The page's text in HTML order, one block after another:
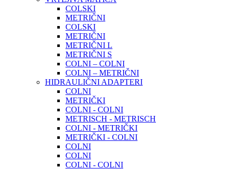
COLSKI
METRIČNI
COLSKI
METRIČNI
METRIČNI L
METRIČNI S
COLNI – COLNI
COLNI – METRIČNI
HIDRAULIČNI ADAPTERI
COLNI
METRIČKI
COLNI - COLNI
METRISCH - METRISCH
COLNI - METRIČKI
METRIČKI - COLNI
COLNI
COLNI
COLNI - COLNI